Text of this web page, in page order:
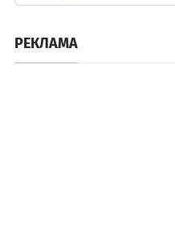
РЕКЛАМА